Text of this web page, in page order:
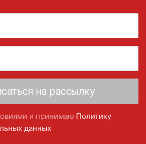
и принимаю Политику
данных